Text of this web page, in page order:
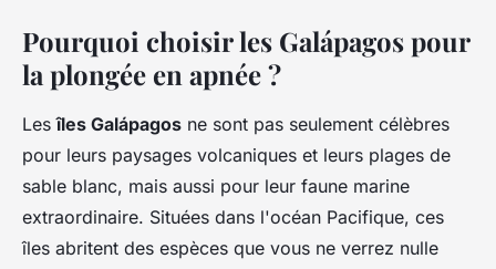
Pourquoi choisir les Galápagos pour
la plongée en apnée ?
Lesîles Galápagos ne sont pas seulement célèbres
pour leurs paysages volcaniques et leurs plages de
sable blanc, mais aussi pour leur faune marine
extraordinaire. Situées dans l'océan Pacifique, ces
îles abritent des espèces que vous ne verrez nulle